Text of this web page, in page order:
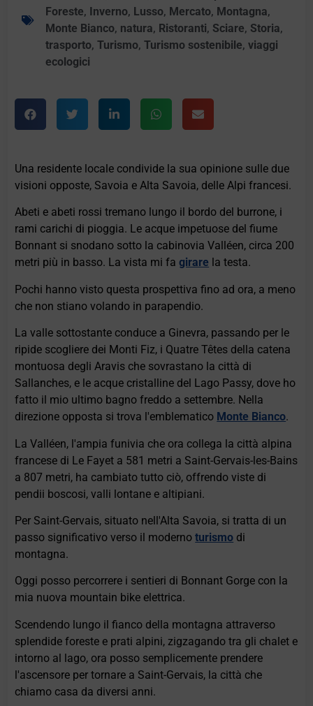
Foreste, Inverno, Lusso, Mercato, Montagna,
Monte Bianco, natura, Ristoranti, Sciare, Storia,
trasporto,Turismo,Turismo sostenibile,viaggi
ecologici
Una residente locale condivide la sua opinione sulle due
visioni opposte, Savoia e Alta Savoia, delle Alpi francesi.
Abeti e abeti rossi tremano lungo il bordo del burrone, i
rami carichi di pioggia. Le acque impetuose del fiume
Bonnant si snodano sotto la cabinovia Valléen, circa 200
metri più in basso. La vista mi fagirare la testa.
Pochi hanno visto questa prospettiva fino ad ora, a meno
che non stiano volando in parapendio.
La valle sottostante conduce a Ginevra, passando per le
ripide scogliere dei Monti Fiz, i Quatre Têtes della catena
montuosa degli Aravis che sovrastano la città di
Sallanches, e le acque cristalline del Lago Passy, ​​dove ho
fatto il mio ultimo bagno freddo a settembre. Nella
direzione opposta si trova l'emblematico Monte Bianco.
La Valléen, l'ampia funivia che ora collega la città alpina
francese di Le Fayet a 581 metri a Saint-Gervais-les-Bains
a 807 metri, ha cambiato tutto ciò, offrendo viste di
pendii boscosi, valli lontane e altipiani.
Per Saint-Gervais, situato nell'Alta Savoia, si tratta di un
passo significativo verso il modernoturismo di
montagna.
Oggi posso percorrere i sentieri di Bonnant Gorge con la
mia nuova mountain bike elettrica.
Scendendo lungo il fianco della montagna attraverso
splendide foreste e prati alpini, zigzagando tra gli chalet e
intorno al lago, ora posso semplicemente prendere
l'ascensore per tornare a Saint-Gervais, la città che
chiamo casa da diversi anni.